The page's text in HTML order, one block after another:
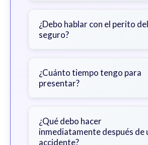
gravedad de sus lesiones,
médicas, tiempo fuera del
¿Debo hablar con el perito del
seguro?
primero con un abogado
declaraciones que
¿Cuánto tiempo tengo para
presentar?
con excepciones. Consulte
obtener orientación
¿Qué debo hacer
inmediatamente después de
accidente?